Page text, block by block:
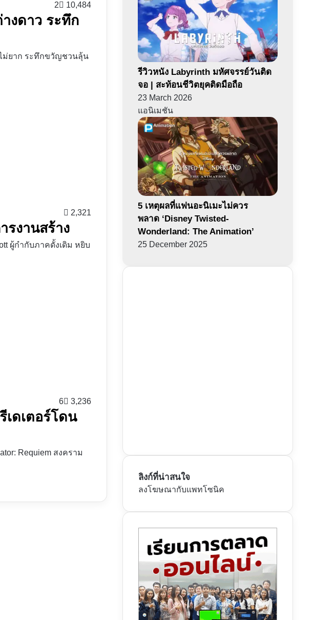
2 10,484
งดาว ระทึก
ไม่ยาก ระทึกขวัญชวนลุ้น
2,321
รงานสร้าง
ผู้กำกับภาคดั้งเดิม หยิบ
6 3,236
ดเตอร์โดน
Requiem สงคราม
รีวิวหนัง Labyrinth มหัศจรรย์วันติด
จอ | สะท้อนชีวิตยุคติดมือถือ
23 March 2026
แอนิเมชัน
5 เหตุผลที่แฟนอะนิเมะไม่ควร
พลาด ‘Disney Twisted-
Wonderland: The Animation’
25 December 2025
ลิงก์ที่น่าสนใจ
ลงโฆษณากับแพทโซนิค